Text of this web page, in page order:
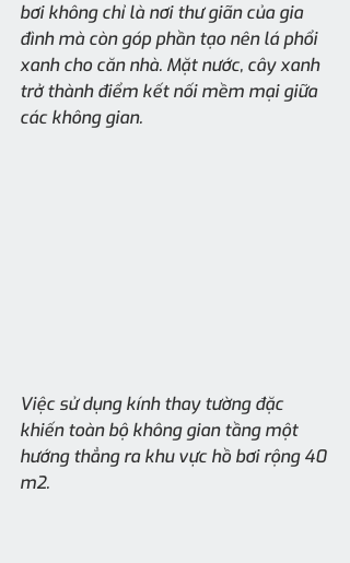
bơi không chỉ là nơi thư giãn của gia
đình mà còn góp phần tạo nên lá phổi
xanh cho căn nhà. Mặt nước, cây xanh
trở thành điểm kết nối mềm mại giữa
các không gian.
Việc sử dụng kính thay tường đặc
khiến toàn bộ không gian tầng một
hướng thẳng ra khu vực hồ bơi rộng 40
m2.